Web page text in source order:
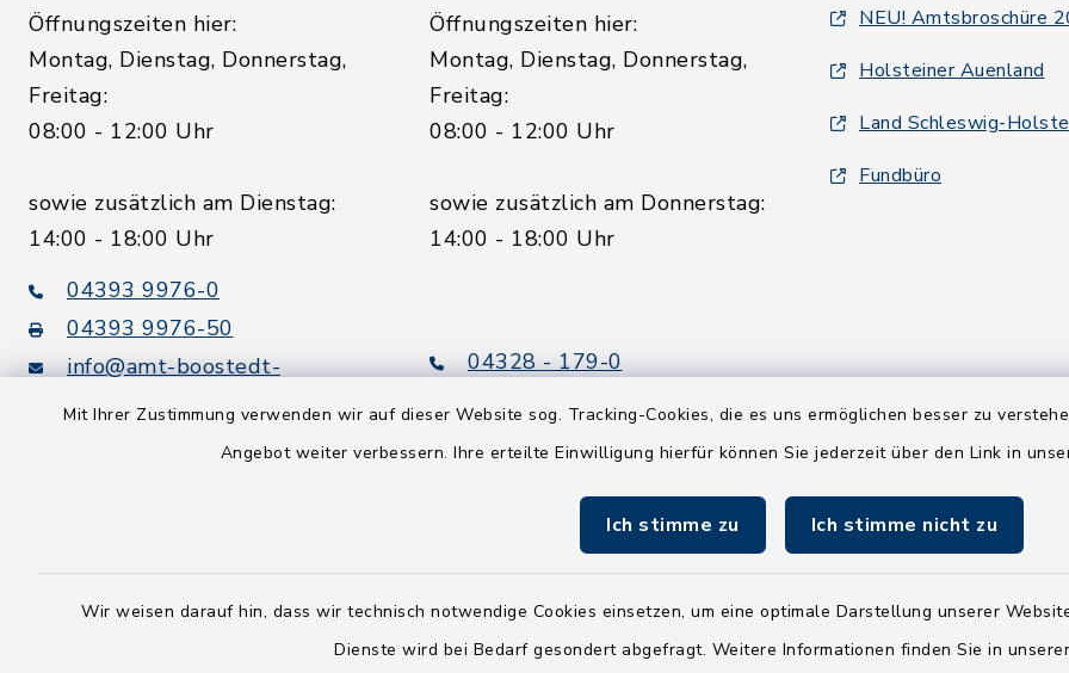
Mit Ihrer Zustimmung verwenden wir auf dieser Website sog. Tracking-Cookies, die es uns ermöglichen besser zu
Angebot weiter verbessern. Ihre erteilte Einwilligung hierfür können Sie jederzeit über den Link in
Ich stimme zu Ich stimme nicht zu
Wir weisen darauf hin, dass wir technisch notwendige Cookies einsetzen, um eine optimale Darstellung unserer
Dienste wird bei Bedarf gesondert abgefragt. Weitere Informationen finden Sie in
Öffnungszeiten hier:
Montag, Dienstag, Donnerstag,
Freitag:
08:00 - 12:00 Uhr
sowie zusätzlich am Dienstag:
14:00 - 18:00 Uhr
04393 9976-0
04393 9976-50
info@amt-boostedt-
Leitweg-ID: 010605063-0000-
Peppol-ID: 0204:01-Kommunen-
Öffnungszeiten hier:
Montag, Dienstag, Donnerstag,
Freitag:
08:00 - 12:00 Uhr
sowie zusätzlich am Donnerstag:
14:00 - 18:00 Uhr
04328 - 179-0
rickling.de
NEU! Amtsbroschüre
Holsteiner Auenland
Land Schleswig-
Fundbüro